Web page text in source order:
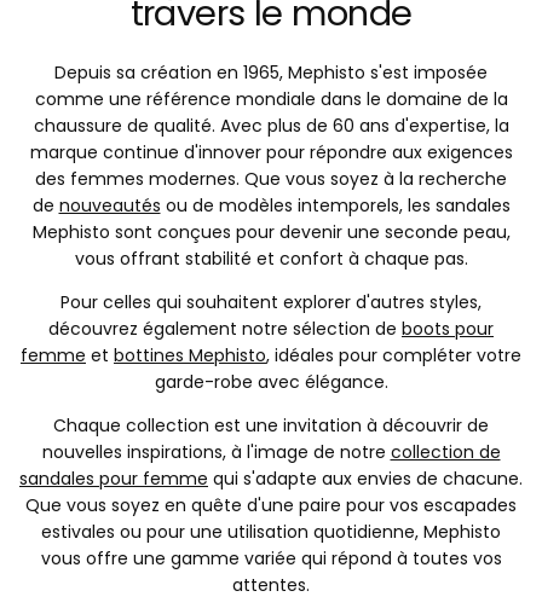
travers le monde
Depuis sa création en 1965, Mephisto s'est imposée
comme une référence mondiale dans le domaine de la
chaussure de qualité. Avec plus de 60 ans d'expertise, la
marque continue d'innover pour répondre aux exigences
des femmes modernes. Que vous soyez à la recherche
de nouveautés ou de modèles intemporels, les sandales
Mephisto sont conçues pour devenir une seconde peau,
vous offrant stabilité et confort à chaque pas.
Pour celles qui souhaitent explorer d'autres styles,
découvrez également notre sélection de boots pour
femme et bottines Mephisto, idéales pour compléter votre
garde-robe avec élégance.
Chaque collection est une invitation à découvrir de
nouvelles inspirations, à l'image de notre collection de
sandales pour femme qui s'adapte aux envies de chacune.
Que vous soyez en quête d'une paire pour vos escapades
estivales ou pour une utilisation quotidienne, Mephisto
vous offre une gamme variée qui répond à toutes vos
attentes.